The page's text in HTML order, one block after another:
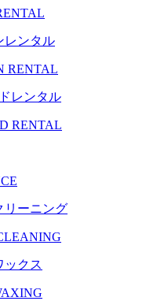
レンタル
RENTAL
レンタル
RENTAL
リーニング
ックス